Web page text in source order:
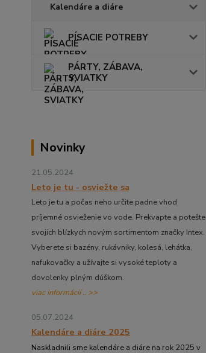
Kalendáre a diáre
PÍSACIE POTREBY
PÁRTY, ZÁBAVA,
SVIATKY
Novinky
21.05.2024
Leto je tu - osviežte sa
Leto je tu a počas neho určite padne vhod
príjemné osvieženie vo vode. Prekvapte a potešte
svojich blízkych novým sortimentom značky Intex.
Vyberete si bazény, rukávniky, kolesá, lehátka,
nafukovačky a užívajte si vysoké teploty a
dovolenky plným dúškom.
viac informácií .. >>
05.07.2024
Kalendáre a diáre 2025
Naskladnili sme kalendáre a diáre na rok 2025 v